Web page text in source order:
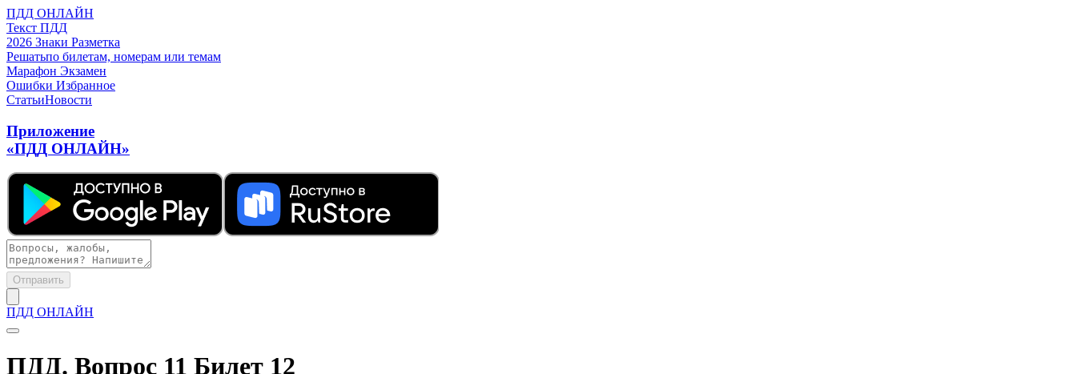
ПДД ОНЛАЙН
Текст ПДД
2026 Знаки Разметка
Решатьпо билетам, номерам или темам
Марафон Экзамен
Ошибки Избранное
СтатьиНовости
Приложение
«ПДД ОНЛАЙН»
Отправить
ПДД ОНЛАЙН
ПДД. Вопрос 11 Билет 12